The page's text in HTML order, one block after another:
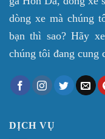
dòng xe mà chúng
bạn thì sao? Hãy
chúng tôi đang cung
DỊCH VỤ